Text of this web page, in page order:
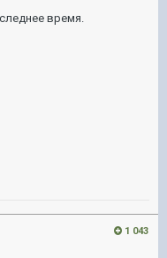
время.
1 043